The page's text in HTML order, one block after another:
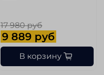
17 980 руб
9 889 руб
В корзину